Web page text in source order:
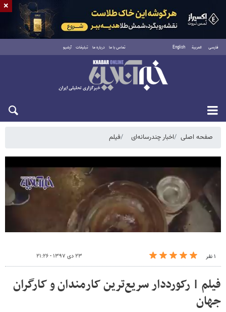
فارسی العربية English تماس با ما درباره ما تبلیغات آرشیو
پنجشنبه ۱۵ مرداد ۱۴۰۵
صفحه اصلی اخبار چندرسانه‌ای فیلم
۱ نفر ۲۳ دی ۱۳۹۷ - ۲۱:۲۶
فیلم | رکورددار سریع‌ترین کارمندان و کارگران
جهان
×